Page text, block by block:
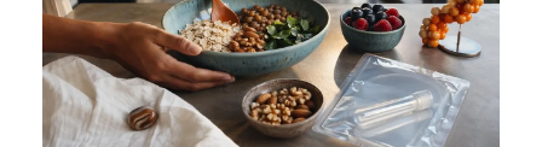
Cebuano
ئۇيغۇرچە
Кыргызча
Татар теле